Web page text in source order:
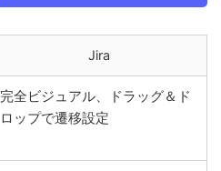
Jira
完全ビジュアル、ドラッグ＆ド
ロップで遷移設定